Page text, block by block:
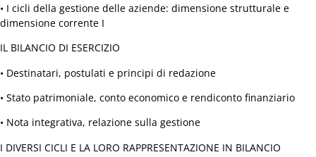
Profit
Fabbrica per l’Eccellenza
Filiere
Cdo Informatica
Cdo Energia
Cdo Turismo
Cdo Edilizia
• I cicli della gestione delle aziende: dimensione strutturale e
dimensione corrente I
IL BILANCIO DI ESERCIZIO
• Destinatari, postulati e principi di redazione
• Stato patrimoniale, conto economico e rendiconto finanziario
• Nota integrativa, relazione sulla gestione
I DIVERSI CICLI E LA LORO RAPPRESENTAZIONE IN BILANCIO